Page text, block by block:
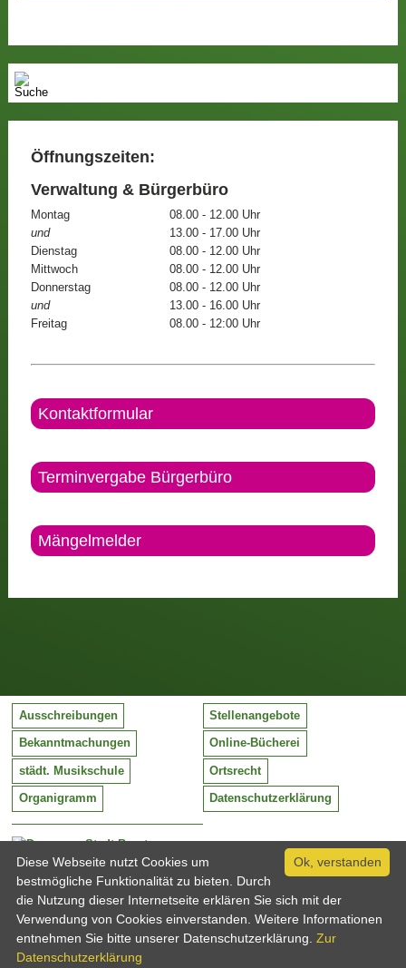
Öffnungszeiten:
Verwaltung & Bürgerbüro
Montag
08.00 - 12.00 Uhr
und
13.00 - 17.00 Uhr
Dienstag
08.00 - 12.00 Uhr
Mittwoch
08.00 - 12.00 Uhr
Donnerstag
08.00 - 12.00 Uhr
und
13.00 - 16.00 Uhr
Freitag
08.00 - 12:00 Uhr
Kontaktformular
Terminvergabe Bürgerbüro
Mängelmelder
Stadt Barntrup
Mittelstraße 38
32683 Barntrup
Tel:
Email:
05263 / 409-0
info@barntrup.de
Ausschreibungen Stellenangebote
Bekanntmachungen Online-Bücherei
städt. Musikschule Ortsrecht
Organigramm Datenschutzerklärung
Ok, verstanden
Diese Webseite nutzt Cookies um
bestmögliche Funktionalität zu bieten. Durch
die Nutzung dieser Internetseite erklären Sie sich mit der
Verwendung von Cookies einverstanden. Weitere Informationen
entnehmen Sie bitte unserer Datenschutzerklärung. Zur
Datenschutzerklärung